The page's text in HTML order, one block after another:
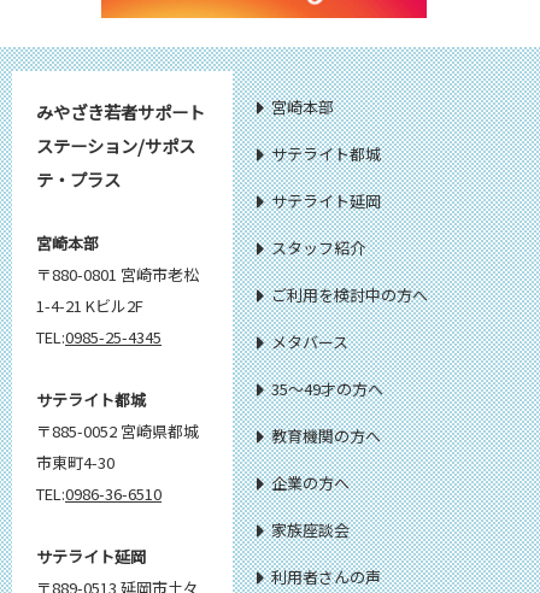
みやざき若者サポート
ステーション/サポス
テ・プラス
宮崎本部
〒880-0801 宮崎市老松
1-4-21 Kビル2F
TEL:0985-25-4345
サテライト都城
〒885-0052 宮崎県都城
市東町4-30
TEL:0986-36-6510
サテライト延岡
〒889-0513 延岡市土々
宮崎本部
サテライト都城
サテライト延岡
スタッフ紹介
ご利用を検討中の方へ
メタバース
35～49才の方へ
教育機関の方へ
企業の方へ
家族座談会
利用者さんの声